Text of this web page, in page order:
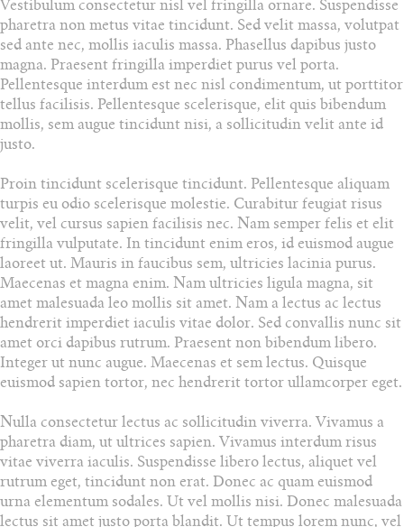
Vestibulum consectetur nisl vel fringilla ornare. Suspendisse
pharetra non metus vitae tincidunt. Sed velit massa, volutpat
sed ante nec, mollis iaculis massa. Phasellus dapibus justo
magna. Praesent fringilla imperdiet purus vel porta.
Pellentesque interdum est nec nisl condimentum, ut porttitor
tellus facilisis. Pellentesque scelerisque, elit quis bibendum
mollis, sem augue tincidunt nisi, a sollicitudin velit ante id
justo.
Proin tincidunt scelerisque tincidunt. Pellentesque aliquam
turpis eu odio scelerisque molestie. Curabitur feugiat risus
velit, vel cursus sapien facilisis nec. Nam semper felis et elit
fringilla vulputate. In tincidunt enim eros, id euismod augue
laoreet ut. Mauris in faucibus sem, ultricies lacinia purus.
Maecenas et magna enim. Nam ultricies ligula magna, sit
amet malesuada leo mollis sit amet. Nam a lectus ac lectus
hendrerit imperdiet iaculis vitae dolor. Sed convallis nunc sit
amet orci dapibus rutrum. Praesent non bibendum libero.
Integer ut nunc augue. Maecenas et sem lectus. Quisque
euismod sapien tortor, nec hendrerit tortor ullamcorper eget.
Nulla consectetur lectus ac sollicitudin viverra. Vivamus a
pharetra diam, ut ultrices sapien. Vivamus interdum risus
vitae viverra iaculis. Suspendisse libero lectus, aliquet vel
rutrum eget, tincidunt non erat. Donec ac quam euismod
urna elementum sodales. Ut vel mollis nisi. Donec malesuada
lectus sit amet justo porta blandit. Ut tempus lorem nunc, vel